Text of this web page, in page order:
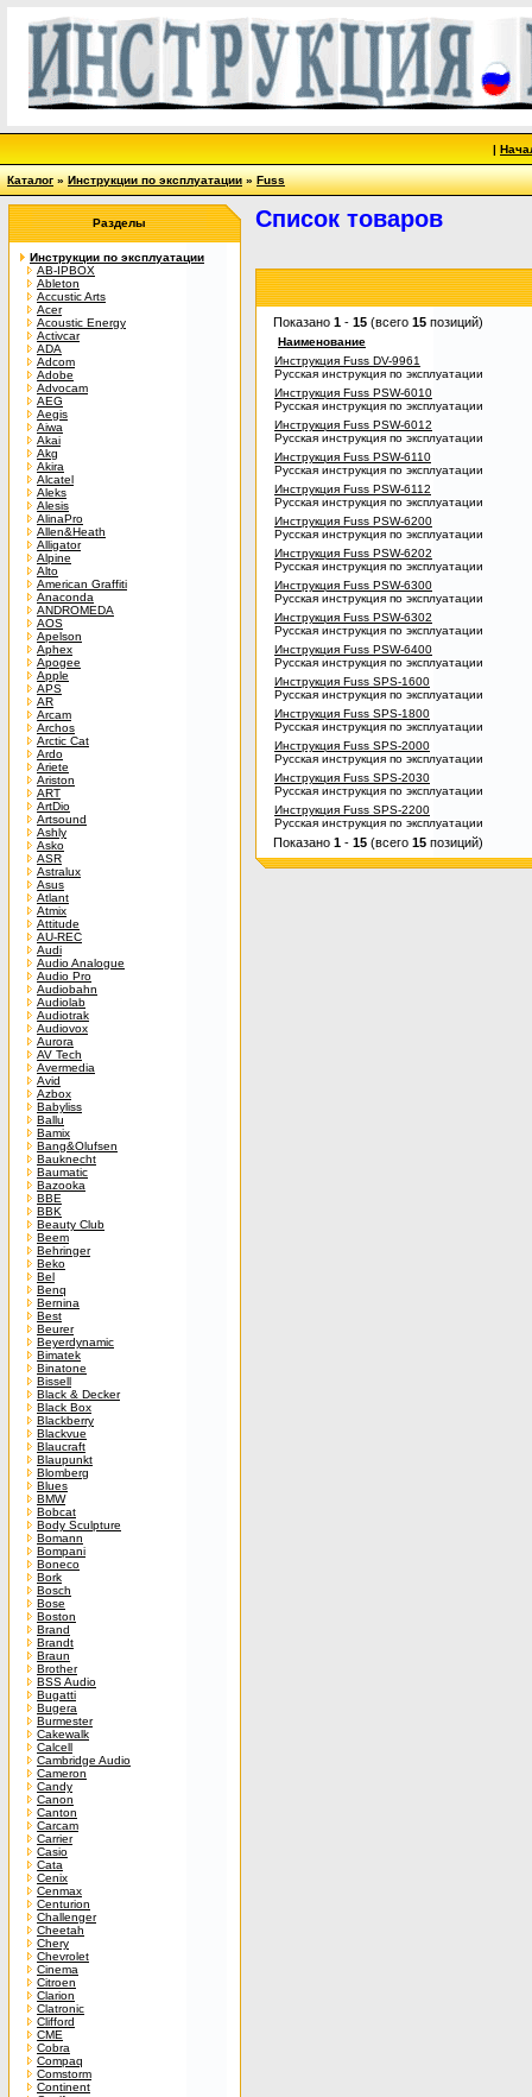
|
Каталог»Инструкции по эксплуатации»Fuss
Разделы
Инструкции по эксплуатации
AB-IPBOX
Ableton
Accustic Arts
Acer
Acoustic Energy
Activcar
ADA
Adcom
Adobe
Advocam
AEG
Aegis
Aiwa
Akai
Akg
Akira
Alcatel
Aleks
Alesis
AlinaPro
Allen&Heath
Alligator
Alpine
Alto
American Graffiti
Anaconda
ANDROMEDA
AOS
Apelson
Aphex
Apogee
Apple
APS
AR
Arcam
Archos
Arctic Cat
Ardo
Ariete
Ariston
ART
ArtDio
Artsound
Ashly
Asko
ASR
Astralux
Asus
Atlant
Atmix
Attitude
AU-REC
Audi
Audio Analogue
Audio Pro
Audiobahn
Audiolab
Audiotrak
Audiovox
Aurora
AV Tech
Avermedia
Avid
Azbox
Babyliss
Ballu
Bamix
Bang&Olufsen
Bauknecht
Baumatic
Bazooka
BBE
BBK
Beauty Club
Beem
Behringer
Beko
Bel
Benq
Bernina
Best
Beurer
Beyerdynamic
Bimatek
Binatone
Bissell
Black & Decker
Black Box
Blackberry
Blackvue
Blaucraft
Blaupunkt
Blomberg
Blues
BMW
Bobcat
Body Sculpture
Bomann
Bompani
Boneco
Bork
Bosch
Bose
Boston
Brand
Brandt
Braun
Brother
BSS Audio
Bugatti
Bugera
Burmester
Cakewalk
Calcell
Cambridge Audio
Cameron
Candy
Canon
Canton
Carcam
Carrier
Casio
Cata
Cenix
Cenmax
Centurion
Challenger
Cheetah
Chery
Chevrolet
Cinema
Citroen
Clarion
Clatronic
Clifford
CME
Cobra
Compaq
Comstorm
Continent
Список товаров
Показано 1 - 15 (всего 15 позиций)
Наименование
Инструкция Fuss DV-9961
Русская инструкция по эксплуатации
Инструкция Fuss PSW-6010
Русская инструкция по эксплуатации
Инструкция Fuss PSW-6012
Русская инструкция по эксплуатации
Инструкция Fuss PSW-6110
Русская инструкция по эксплуатации
Инструкция Fuss PSW-6112
Русская инструкция по эксплуатации
Инструкция Fuss PSW-6200
Русская инструкция по эксплуатации
Инструкция Fuss PSW-6202
Русская инструкция по эксплуатации
Инструкция Fuss PSW-6300
Русская инструкция по эксплуатации
Инструкция Fuss PSW-6302
Русская инструкция по эксплуатации
Инструкция Fuss PSW-6400
Русская инструкция по эксплуатации
Инструкция Fuss SPS-1600
Русская инструкция по эксплуатации
Инструкция Fuss SPS-1800
Русская инструкция по эксплуатации
Инструкция Fuss SPS-2000
Русская инструкция по эксплуатации
Инструкция Fuss SPS-2030
Русская инструкция по эксплуатации
Инструкция Fuss SPS-2200
Русская инструкция по эксплуатации
Показано 1 - 15 (всего 15 позиций)